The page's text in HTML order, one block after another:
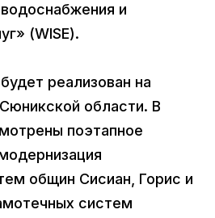
и
(WISE).
реализован на
области. В
поэтапное
общин Сисиан, Горис и
систем